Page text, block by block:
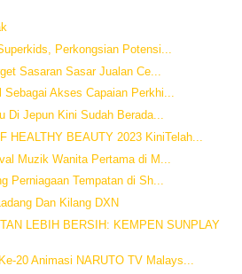
Perkongsian Potensi...
Sasaran Sasar Jualan Ce...
Sebagai Akses Capaian Perkhi...
Di Jepun Kini Sudah Berada...
HEALTHY BEAUTY 2023 KiniTelah...
Muzik Wanita Pertama di M...
Perniagaan Tempatan di Sh...
Dan Kilang DXN
LEBIH BERSIH: KEMPEN SUNPLAY
20 Animasi NARUTO TV Malays...